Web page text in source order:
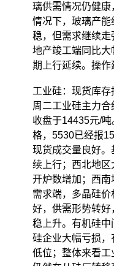
璃供需情况仍健
情况下，玻璃产
稳，但需求继续走
地产竣工端同比
期上行延续。操作
工业硅：现货库
周二工业硅主力合
收盘于14435元/
格，5530已经报
现货成交量良好
续上行；西北地
开炉数增加；西南
需求端，多晶硅
好，供需形势转
稳上升。有机硅
硅企业大幅亏损
低位；整体来看